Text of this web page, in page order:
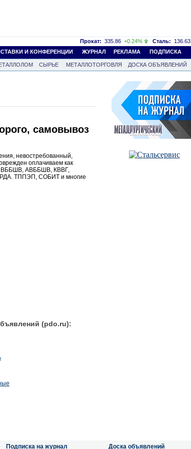
Прокат: 335.86 +0.24% Сталь: 136.63
И КОНФЕРЕНЦИИ ЖУРНАЛ РЕКЛАМА ПОДПИСКА
СЫРЬЕ МЕТАЛЛОТОРГОВЛЯ
ДОСКА ОБЪЯВЛЕНИЙ
самовывоз
невостребованный,
оплачиваем как
ВББШВ, АВББШВ, КВВГ,
ТППЭП, СОБИТ и многие
(pdo.ru):
Подписка на журнал Доска объявлений